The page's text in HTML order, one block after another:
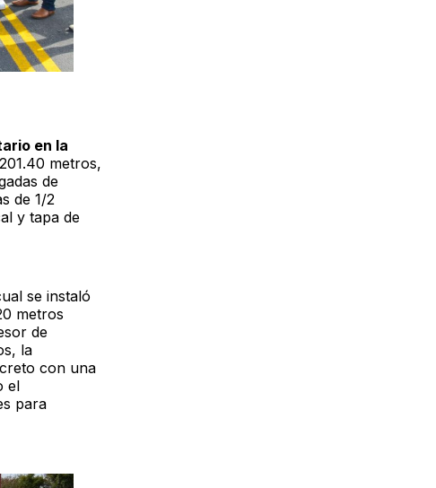
en la
metros,
de
de 1/2
y tapa de
se instaló
metros
de
la
con una
el
para